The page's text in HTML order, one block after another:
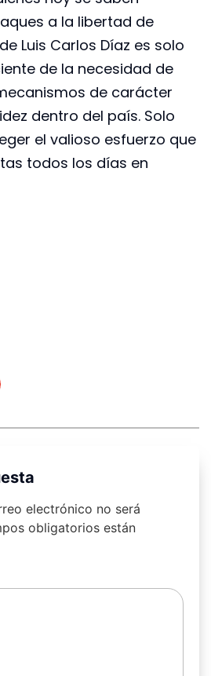
a la libertad de
Luis Carlos Díaz es solo
de la necesidad de
de carácter
dentro del país. Solo
el valioso esfuerzo que
todos los días en
electrónico no será
obligatorios están